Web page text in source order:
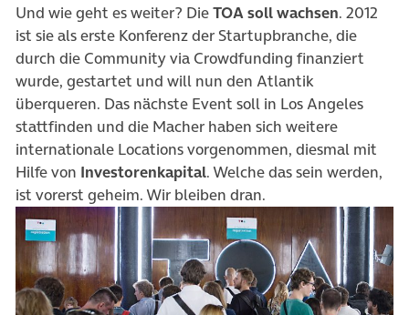
Und wie geht es weiter? DieTOA soll wachsen. 2012
ist sie als erste Konferenz der Startupbranche, die
durch die Community via Crowdfunding finanziert
wurde, gestartet und will nun den Atlantik
überqueren. Das nächste Event soll in Los Angeles
stattfinden und die Macher haben sich weitere
internationale Locations vorgenommen, diesmal mit
Hilfe von Investorenkapital. Welche das sein werden,
ist vorerst geheim. Wir bleiben dran.